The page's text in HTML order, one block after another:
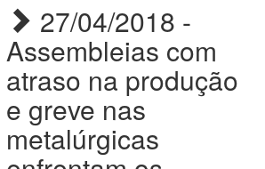
27/04/2018 -
Assembleias com
atraso na produção
e greve nas
metalúrgicas